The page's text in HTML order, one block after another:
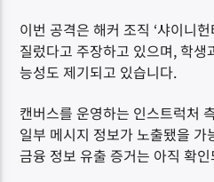
이번 공격은 해커 조직 ‘샤이니
질렀다고 주장하고 있으며, 학
능성도 제기되고 있습니다.
캔버스를 운영하는 인스트럭처
일부 메시지 정보가 노출됐을
금융 정보 유출 증거는 아직 확